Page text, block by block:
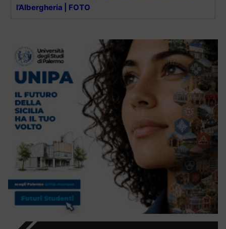
l’Albergheria | FOTO